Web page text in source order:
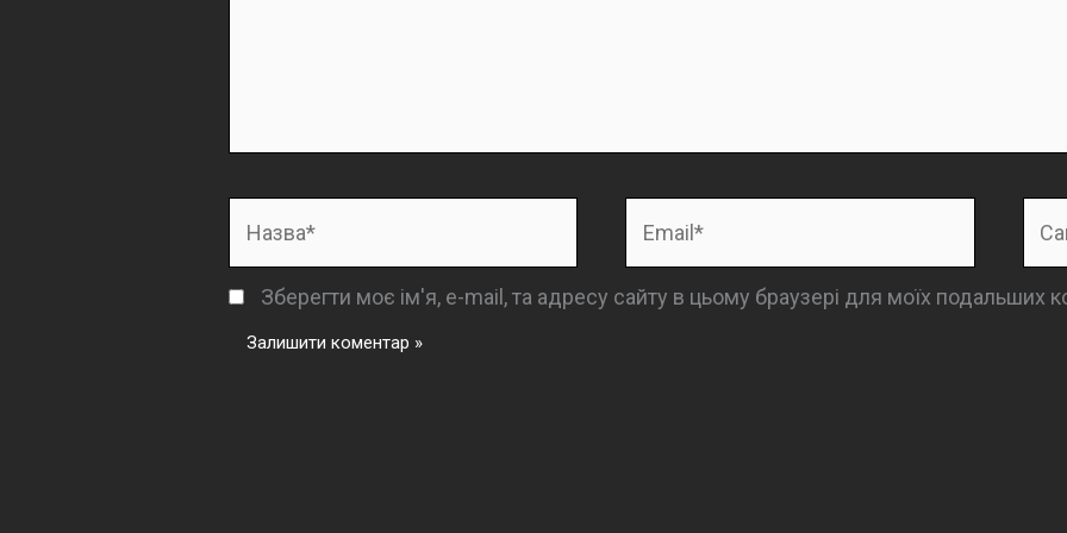
Зберегти моє ім'я, e-mail, та адресу сайту в цьому браузері для моїх подальших